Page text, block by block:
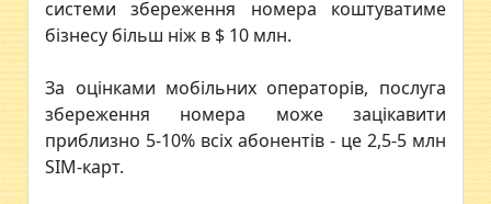
системи збереження номера коштуватиме
бізнесу більш ніж в $ 10 млн.
За оцінками мобільних операторів, послуга
збереження номера може зацікавити
приблизно 5-10% всіх абонентів - це 2,5-5 млн
SIM-карт.